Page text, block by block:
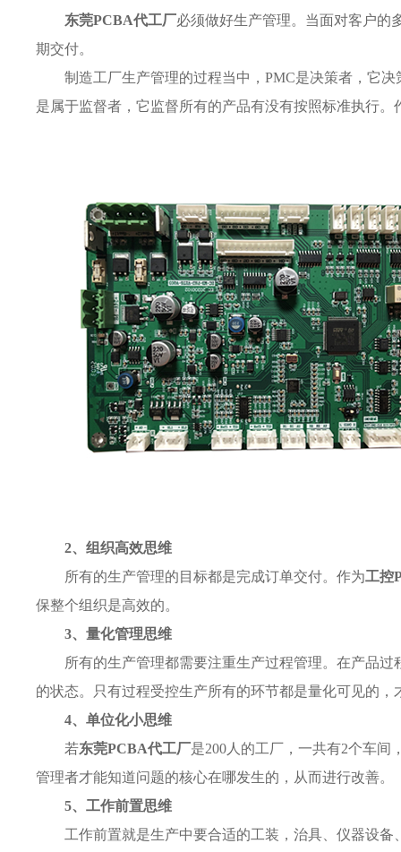
东莞PCBA代工厂必须做好生产管理。当面对客户的
期交付。
制造工厂生产管理的过程当中，PMC是决策者，它
是属于监督者，它监督所有的产品有没有按照标准执行
2、组织高效思维
所有的生产管理的目标都是完成订单交付。作为工控
保整个组织是高效的。
3、量化管理思维
所有的生产管理都需要注重生产过程管理。在产品
的状态。只有过程受控生产所有的环节都是量化可见的
4、单位化小思维
若东莞PCBA代工厂是200人的工厂，一共有2个车间
管理者才能知道问题的核心在哪发生的，从而进行改善。
5、工作前置思维
工作前置就是生产中要合适的工装，治具、仪器设